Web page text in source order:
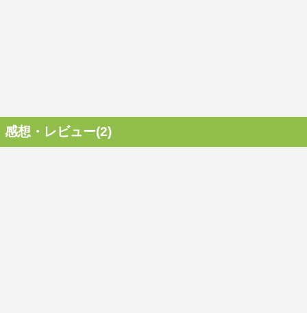
感想・レビュー(2)